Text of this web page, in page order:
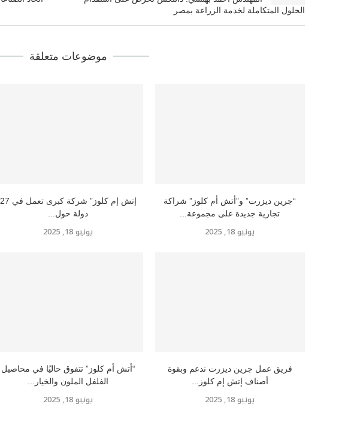
الحلول المتكاملة لخدمة الزراعة بمصر
موضوعات متعلقة
إتش إم كلوز” شركة كبرى تعمل في 27
دولة حول...
يونيو 18, 2025
“جرين ديزرت” و”أتش أم كلوز” شراكة
تجارية جديدة على مجموعة...
يونيو 18, 2025
“أتش أم كلوز” تتفوق حاليًا في محاصيل
الفلفل الملون والخيار...
يونيو 18, 2025
فريق عمل جرين ديزرت ندعم وبقوة
أصناف إتش إم كلوز...
يونيو 18, 2025